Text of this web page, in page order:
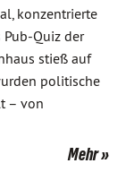
konzentrierte
Pub-Quiz der
stieß auf
politische
– von
Mehr